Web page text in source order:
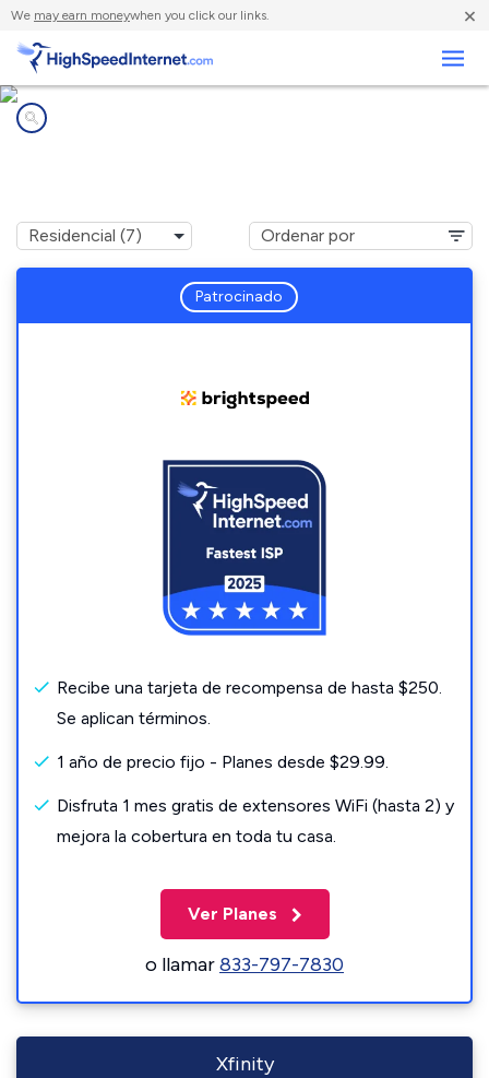
We may earn moneywhen you click our links. ×
Patrocinado
Recibe una tarjeta de recompensa de hasta $250.
Se aplican términos.
1 año de precio fijo - Planes desde $29.99.
Disfruta 1 mes gratis de extensores WiFi (hasta 2) y
mejora la cobertura en toda tu casa.
Ver Planes
o llamar833-797-7830
Xfinity